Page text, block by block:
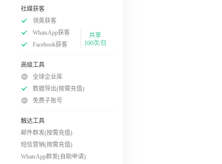
社媒获客
领英获客
WhatsApp获客
Facebook获客
共享
100次/日
高级工具
全球企业库
数据导出(按需充值)
免费子账号
触达工具
邮件群发(按需充值)
短信营销(按需充值)
WhatsApp群发(自助申请)